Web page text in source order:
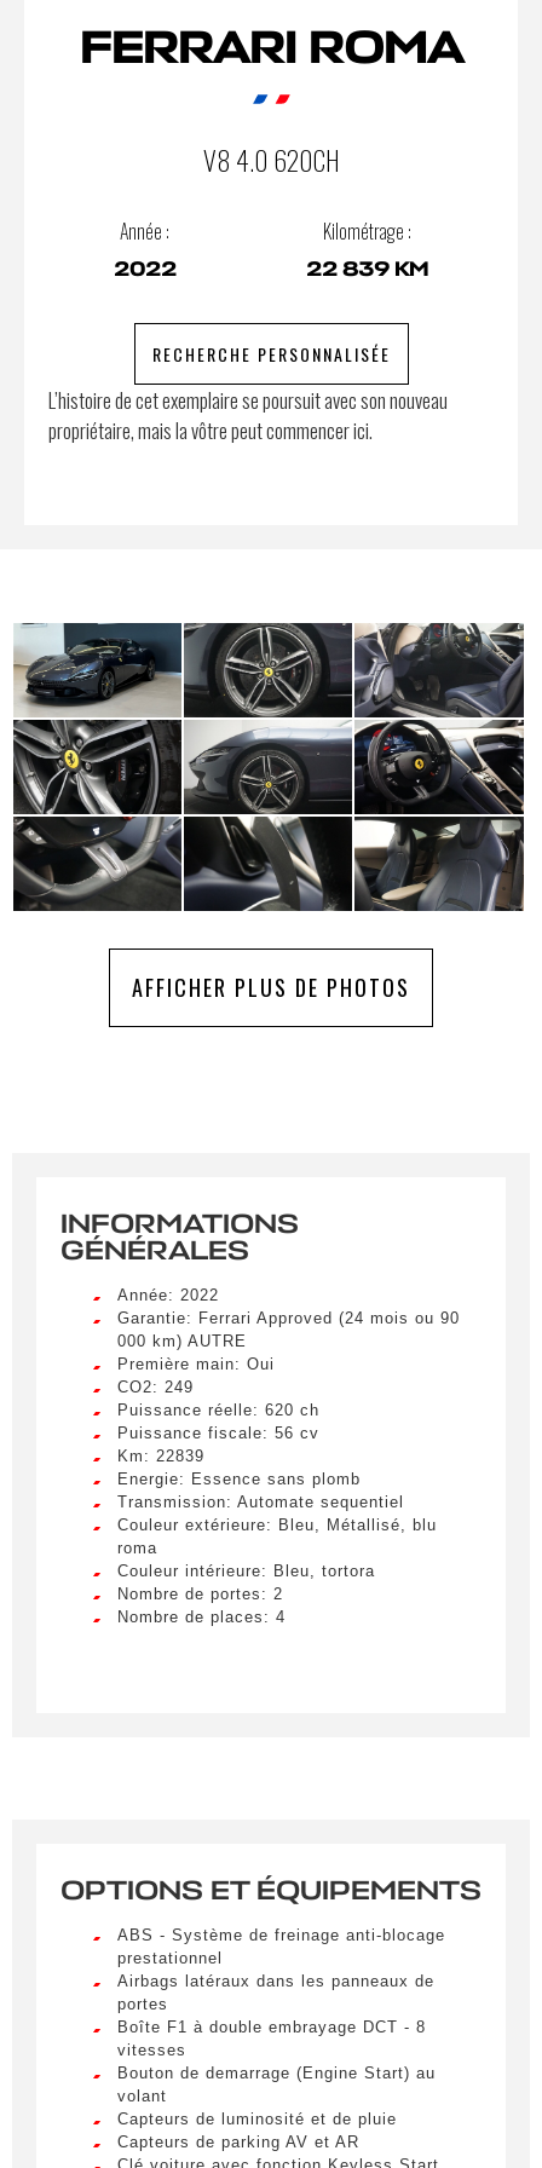
FERRARI ROMA
V8 4.0 620CH
Année :
2022
Kilométrage :
22 839 KM
RECHERCHE PERSONNALISÉE
L’histoire de cet exemplaire se poursuit avec son nouveau
propriétaire, mais la vôtre peut commencer ici.
Remplissez le formulaire ci-dessous pour recevoir
une notification par e-mail dès qu’un véhicule
correspondant à vos critères sera disponible.
Civilité *
M.
LIVRAISON PARTOUT EN
FRANCE
AFFICHER PLUS DE PHOTOS
INFORMATIONS
GÉNÉRALES
Année: 2022
Garantie: Ferrari Approved (24 mois ou 90
000 km) AUTRE
Première main: Oui
CO2: 249
Puissance réelle: 620 ch
Puissance fiscale: 56 cv
Km: 22839
Energie: Essence sans plomb
Transmission: Automate sequentiel
Couleur extérieure: Bleu, Métallisé, blu
roma
Couleur intérieure: Bleu, tortora
Nombre de portes: 2
Nombre de places: 4
OPTIONS ET ÉQUIPEMENTS
ABS - Système de freinage anti-blocage
prestationnel
Airbags latéraux dans les panneaux de
portes
Boîte F1 à double embrayage DCT - 8
vitesses
Bouton de demarrage (Engine Start) au
volant
Capteurs de luminosité et de pluie
Capteurs de parking AV et AR